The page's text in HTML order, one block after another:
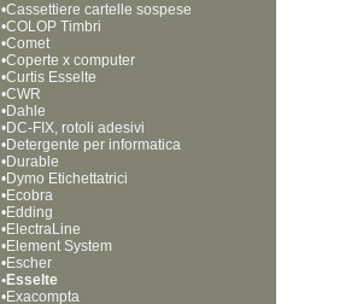
•Cassettiere cartelle sospese
•COLOP Timbri
•Comet
•Coperte x computer
•Curtis Esselte
•CWR
•Dahle
•DC-FIX, rotoli adesivi
•Detergente per informatica
•Durable
•Dymo Etichettatrici
•Ecobra
•Edding
•ElectraLine
•Element System
•Escher
•Esselte
•Exacompta